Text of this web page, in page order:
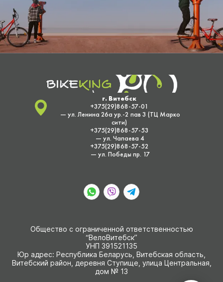
г. Витебск
+375(29)868-57-01
— ул. Ленина 26а ур.-2 пав 3 (ТЦ Марко
сити)
+375(29)868-57-53
— ул. Чапаева 4
+375(29)868-57-52
— ул. Победы пр. 17
Общество с ограниченной ответственностью
“ВелоВитебск”
УНП 391521135
Юр адрес: Республика Беларусь, Витебская область,
Витебский район, деревня Ступище, улица Центральная,
дом № 13